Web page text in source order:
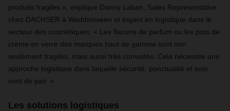
produits fragiles », explique Danny Laban, Sales Representative
chez DACHSER à Waddinxveen et expert en logistique dans le
secteur des cosmétiques. « Les flacons de parfum ou les pots de
crème en verre des marques haut de gamme sont non
seulement fragiles, mais aussi très convoités. Cela nécessite une
approche logistique dans laquelle sécurité, ponctualité et soin
vont de pair. »
Les solutions logistiques